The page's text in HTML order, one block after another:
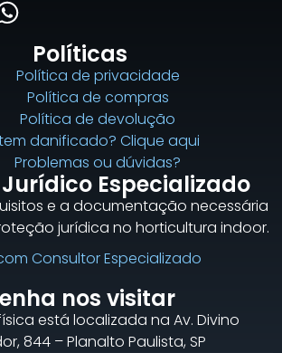
Políticas
Política de privacidade
Política de compras
Política de devolução
danificado? Clique aqui
Problemas ou dúvidas?
Especializado
e a documentação necessária
jurídica no horticultura indoor.
Consultor Especializado
nos visitar
está localizada na Av. Divino
844 – Planalto Paulista, SP